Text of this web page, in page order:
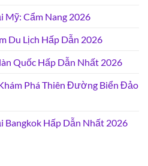
Mỹ: Cẩm Nang 2026
Du Lịch Hấp Dẫn 2026
Quốc Hấp Dẫn Nhất 2026
Phá Thiên Đường Biển Đảo
Bangkok Hấp Dẫn Nhất 2026